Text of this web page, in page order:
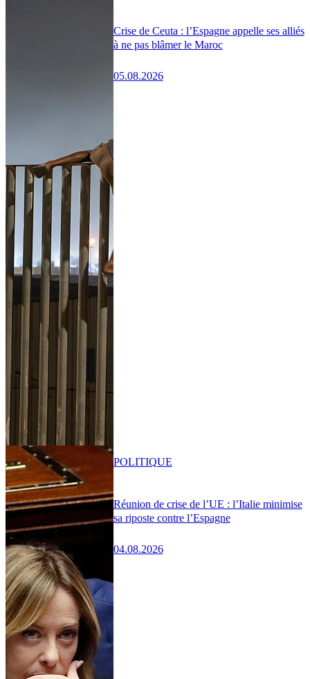
Crise de Ceuta : l’Espagne appelle ses alliés
à ne pas blâmer le Maroc
05.08.2026
Réunion de crise de l’UE : l’Italie minimise
sa riposte contre l’Espagne
04.08.2026
POLITIQUE